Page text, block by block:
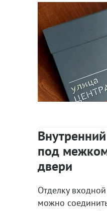
под
двери
Отделку
можно